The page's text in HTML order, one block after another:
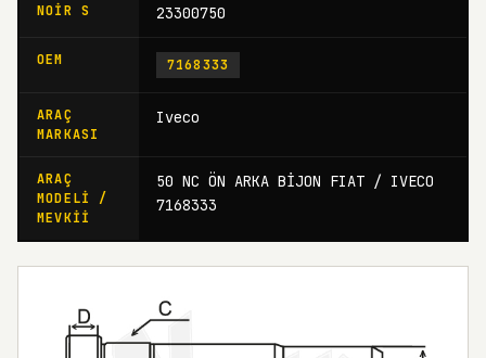
NOIR S 23300750
OEM 7168333
ARAÇ
MARKASI
Iveco
ARAÇ
MODELI /
MEVKII
50 NC ÖN ARKA BİJON FIAT / IVECO
7168333